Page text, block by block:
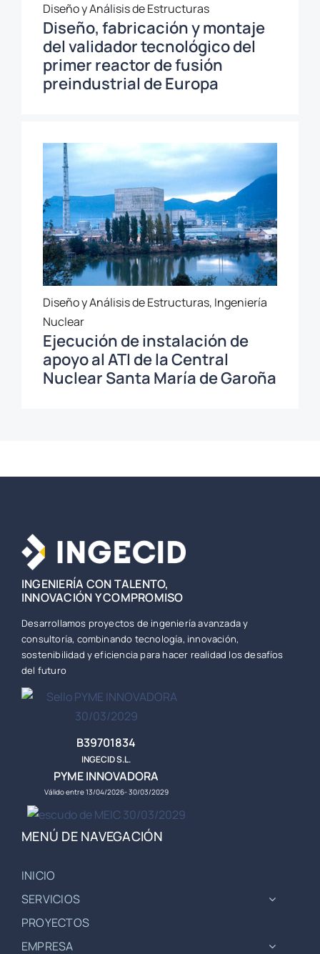
Diseño y Análisis de Estructuras
Diseño, fabricación y montaje
del validador tecnológico del
primer reactor de fusión
preindustrial de Europa
Diseño y Análisis de Estructuras, Ingeniería
Nuclear
Ejecución de instalación de
apoyo al ATI de la Central
Nuclear Santa María de Garoña
INGENIERÍA CON TALENTO,
INNOVACIÓN Y COMPROMISO
Desarrollamos proyectos de ingeniería avanzada y
consultoría, combinando tecnología, innovación,
sostenibilidad y eficiencia para hacer realidad los desafíos
del futuro
B39701834
INGECID S.L.
PYME INNOVADORA
Válido entre 13/04/2026- 30/03/2029
MENÚ DE NAVEGACIÓN
INICIO
SERVICIOS
PROYECTOS
EMPRESA